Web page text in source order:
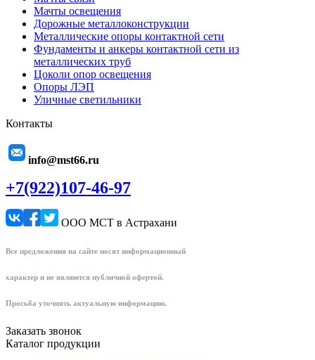
Мачты освещения
Дорожные металлоконструкции
Металлические опоры контактной сети
Фундаменты и анкеры контактной сети из
металлических труб
Цоколи опор освещения
Опоры ЛЭП
Уличные светильники
Контакты
info@mst66.ru
+7(922)107-46-97
ООО МСТ в Астрахани
Все предложения на сайте носят информационный
характер и не являются публичной офертой.
Просьба уточнять актуальную информацию.
Заказать звонок
Каталог продукции